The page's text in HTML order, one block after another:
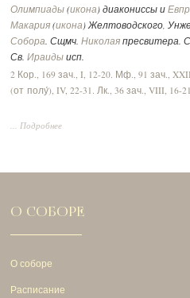
Олимпиады (икона ) диакониссы и
Макария (икона ) Желтоводского,
Собора . Сщмч.Николая пресвитера.
Св.Ираиды исп.
2 Кор., 169 зач., I, 12-20. Мф., 91 зач.,
(от полу́), IV, 22-31. Лк., 36 зач., VIII, 16-21.
... Подробнее
О СОБОРЕ
О соборе
Расписание